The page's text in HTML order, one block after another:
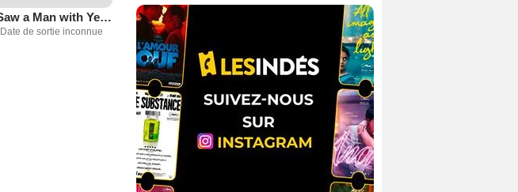
I Saw a Man with Yellow Eyes
Date de sortie inconnue